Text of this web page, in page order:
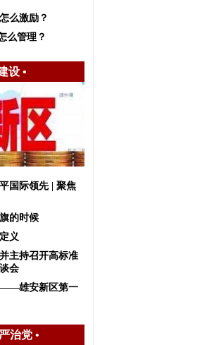
么激励？
么管理？
设•
国际领先 | 聚焦
的时候
义
主持召开高标准
会
——雄安新区第一
治党•